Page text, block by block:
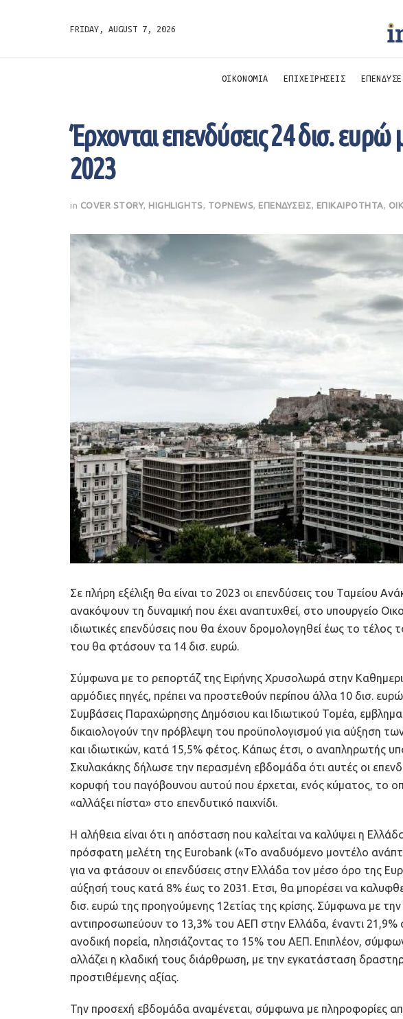
FRIDAY, AUGUST 7, 2026
ΟΙΚΟΝΟΜΙΑ ΕΠΙΧΕΙΡΗΣΕΙΣ
Έρχονται επενδύσεις 24 δισ. ευρώ
2023
in COVER STORY, HIGHLIGHTS TOPNEWS ΕΠΕΝΔΥΣΕΙΣ ΕΠΙΚΑΙΡΟΤΗΤΑ
Σε πλήρη εξέλιξη θα είναι το 2023 οι επενδύσεις του Ταμείου
ανακόψουν τη δυναμική που έχει αναπτυχθεί, στο υπουργείο
ιδιωτικές επενδύσεις που θα έχουν δρομολογηθεί έως το τέλος
του θα φτάσουν τα 14 δισ. ευρώ.
Σύμφωνα με το ρεπορτάζ της Ειρήνης Χρυσολωρά στην
αρμόδιες πηγές, πρέπει να προστεθούν περίπου άλλα 10 δισ.
Συμβάσεις Παραχώρησης Δημόσιου και Ιδιωτικού Τομέα,
δικαιολογούν την πρόβλεψη του προϋπολογισμού για αύξηση
και ιδιωτικών, κατά 15,5% φέτος. Κάπως έτσι, ο αναπληρωτής
Σκυλακάκης δήλωσε την περασμένη εβδομάδα ότι αυτές οι
κορυφή του παγόβουνου αυτού που έρχεται, ενός κύματος, το
«αλλάξει πίστα» στο επενδυτικό παιχνίδι.
Η αλήθεια είναι ότι η απόσταση που καλείται να καλύψει η
πρόσφατη μελέτη της Eurobank («Το αναδυόμενο μοντέλο
για να φτάσουν οι επενδύσεις στην Ελλάδα τον μέσο όρο της
αύξησή τους κατά 8% έως το 2031. Ετσι, θα μπορέσει να
δισ. ευρώ της προηγούμενης 12ετίας της κρίσης. Σύμφωνα με την
αντιπροσωπεύουν το 13,3% του ΑΕΠ στην Ελλάδα, έναντι 21,9%
ανοδική πορεία, πλησιάζοντας το 15% του ΑΕΠ. Επιπλέον,
αλλάζει η κλαδική τους διάρθρωση, με την εγκατάσταση
προστιθέμενης αξίας.
Την προσεχή εβδομάδα αναμένεται, σύμφωνα με πληροφορίες